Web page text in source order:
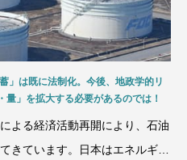
」は既に法制化。今後、地政学的リ
量」を拡大する必要があるのでは！
よる経済活動再開により、石油
きています。日本はエネルギー